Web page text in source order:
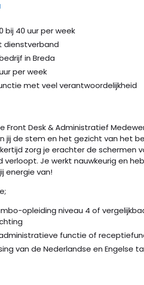
bij 40 uur per week
dienstverband
in Breda
per week
met veel verantwoordelijkheid
Front Desk & Administratief
jij de stem en het gezicht van het
zorg je erachter de schermen
verloopt. Je werkt nauwkeurig en
energie van!
opleiding niveau 4 of
functie of
van de Nederlandse en Engelse